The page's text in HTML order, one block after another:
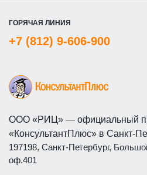
ГОРЯЧАЯ ЛИНИЯ
+7 (812) 9-606-900
ООО «РИЦ» — официальный
«КонсультантПлюс» в Санкт-
197198, Санкт-Петербург,
оф.401